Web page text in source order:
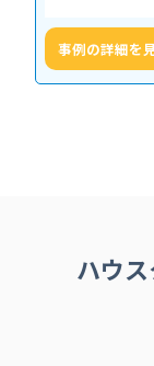
事例の詳細を
ハウ